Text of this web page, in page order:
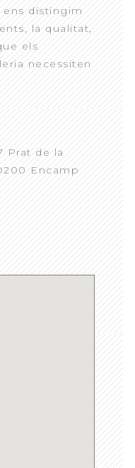
ens distingim
la qualitat,
els
necessiten
Prat de la
Encamp